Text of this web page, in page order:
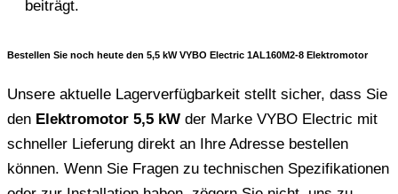
beiträgt.
Bestellen Sie noch heute den 5,5 kW VYBO Electric 1AL160M2-8 Elektromotor
Unsere aktuelle Lagerverfügbarkeit stellt sicher, dass Sie
den Elektromotor 5,5 kW der Marke VYBO Electric mit
schneller Lieferung direkt an Ihre Adresse bestellen
können. Wenn Sie Fragen zu technischen Spezifikationen